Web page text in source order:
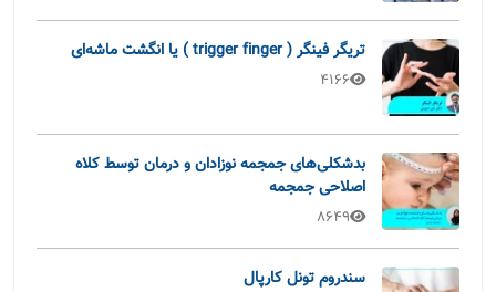
تریگر فینگر ( trigger finger ) یا انگشت ماشه‌ای
4166
بدشکلی‌های جمجمه نوزادان و درمان توسط کلاه
اصلاحی جمجمه
8649
سندروم تونل کارپال